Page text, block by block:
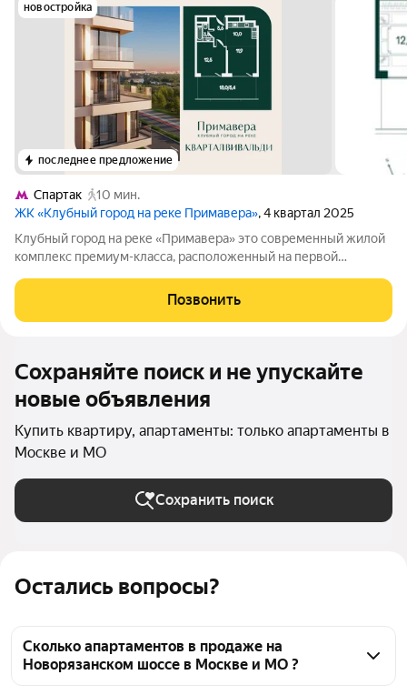
Остались вопросы?
Сколько апартаментов в продаже на
Новорязанском шоссе в Москве и МО ?
новостройка
последнее предложение
Спартак
10 мин.
ЖК «Клубный город на реке Примавера», 4 квартал 2025
Клубный город на реке «Примавера» это современный жилой
комплекс премиум-класса, расположенный на первой
Покровское-Стрешнево. Под панорамными окнами квартир
находится собственный экопарк с
Позвонить
Сохраняйте поиск и не упускайте
новые объявления
Купить квартиру, апартаменты: только апартаменты в
Москве и МО
Сохранить поиск